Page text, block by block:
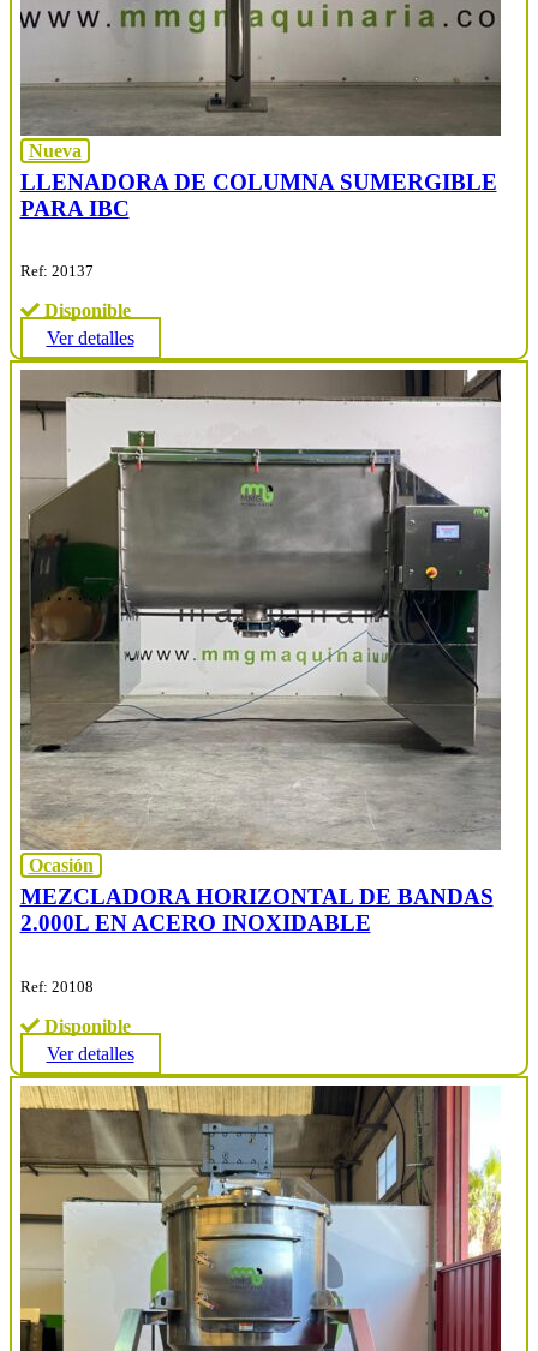
Nueva
LLENADORA DE COLUMNA SUMERGIBLE
PARA IBC
Ref: 20137
Disponible
Ver detalles
Ocasión
MEZCLADORA HORIZONTAL DE BANDAS
2.000L EN ACERO INOXIDABLE
Ref: 20108
Disponible
Ver detalles